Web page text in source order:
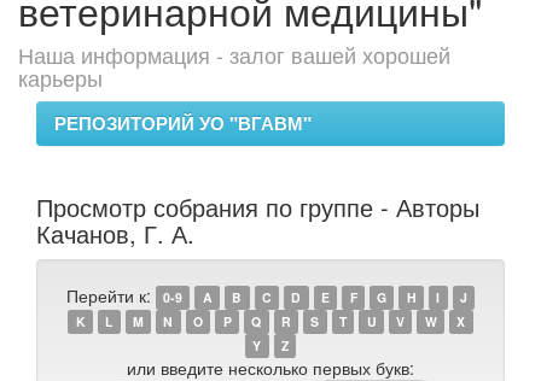
Наша информация - залог вашей хорошей
карьеры
РЕПОЗИТОРИЙ УО "ВГАВМ"
Просмотр собрания по группе - Авторы
Качанов, Г. А.
Перейти к: 0-9 A B C D E F G H I
J
K
L M N O P Q R S T U V W
X
Y
Z
или введите несколько первых букв: